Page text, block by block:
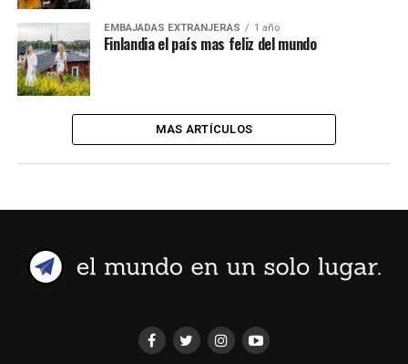
EMBAJADAS EXTRANJERAS 1 año
Finlandia el país mas feliz del mundo
MAS ARTÍCULOS